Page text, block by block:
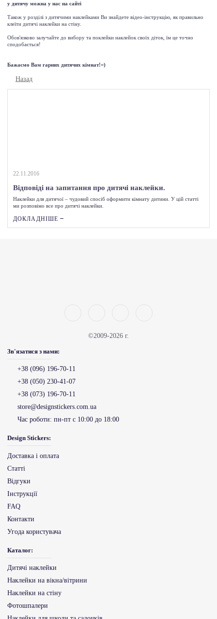
у дитячу можна у нас на сайті
Також у розділі з дитячими наклейками Ви знайдете відео-інструкцію, як правильно
клеїти дитячі наклейки на стіну.
Обов'язково залучайте до вибору та поклейки наклейок своїх діток, їм це точно
сподобається!
Бажаємо Вам гарних дитячих кімнат!=)
Назад
22.11.2016
Відповіді на запитання про дитячі наклейки.
Наклейки для дитячої – чудовий спосіб оформити кімнату дитини. У цій статті
ми розповімо все про дитячі наклейки.
ДОКЛАДНІШЕ
©2009-2026 г.
Зв'язатися з нами:
+38 (096) 196-70-11
+38 (050) 230-41-07
+38 (073) 196-70-11
store@designstickers.com.ua
Час роботи: пн-пт с 10:00 до 18:00
Design Stickers:
Доставка і оплата
Статті
Відгуки
Інструкції
FAQ
Контакти
Угода користувача
Каталог:
Дитячі наклейки
Наклейки на вікна/вітрини
Наклейки на стіну
Фотошпалери